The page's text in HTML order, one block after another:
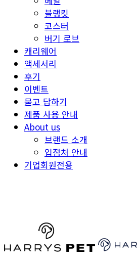
블랭킷
코스터
버기 로브
캐리웨어
액세서리
후기
이벤트
묻고 답하기
제품 사용 안내
About us
브랜드 소개
입점처 안내
기업회원전용